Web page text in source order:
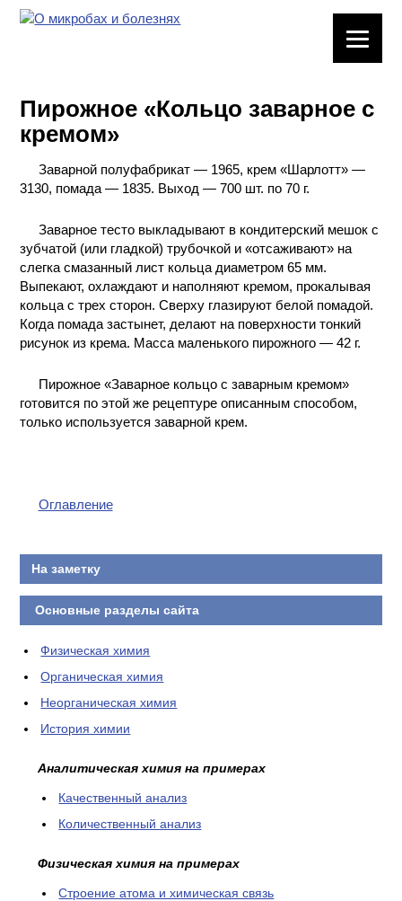
ХИМИЧЕСКАЯ
ПОСУДА
ВРЕДНЫЕ
ФАКТОРЫ
МЕТОДЫ
ПРАКТИЧЕСКОЙ
ХИМИЯ НА
ПРОИЗВОДСТВЕ
ТЕХНОЛОГИЯ
КОНТАКТЫ
Пирожное «Кольцо заварное с
кремом»
Заварной полуфабрикат — 1965, крем «Шарлотт» —
3130, помада — 1835. Выход — 700 шт. по 70 г.
Заварное тесто выкладывают в кондитерский мешок с
зубчатой (или гладкой) трубочкой и «отсаживают» на
слегка смазанный лист кольца диаметром 65 мм.
Выпекают, охлаждают и наполняют кремом, прокалывая
кольца с трех сторон. Сверху глазируют белой помадой.
Когда помада застынет, делают на поверхности тонкий
рисунок из крема. Масса маленького пирожного — 42 г.
Пирожное «Заварное кольцо с заварным кремом»
готовится по этой же рецептуре описанным способом,
только используется заварной крем.
Оглавление
На заметку
Основные разделы сайта
Физическая химия
Органическая химия
Неорганическая химия
История химии
Аналитическая химия на примерах
Качественный анализ
Количественный анализ
Физическая химия на примерах
Cтроение атома и химическая связь